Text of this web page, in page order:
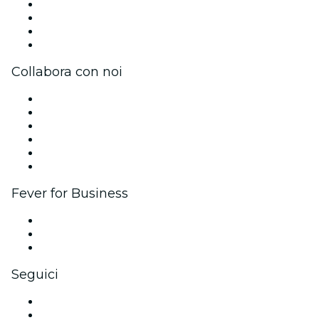
Collabora con noi
Fever for Business
Seguici